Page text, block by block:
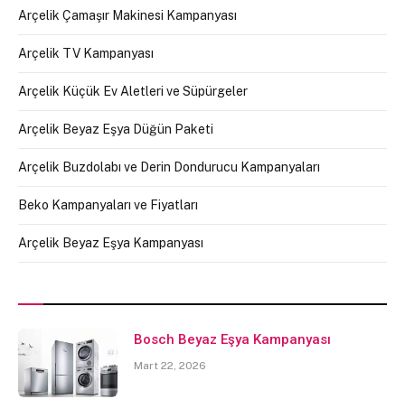
Arçelik Çamaşır Makinesi Kampanyası
Arçelik TV Kampanyası
Arçelik Küçük Ev Aletleri ve Süpürgeler
Arçelik Beyaz Eşya Düğün Paketi
Arçelik Buzdolabı ve Derin Dondurucu Kampanyaları
Beko Kampanyaları ve Fiyatları
Arçelik Beyaz Eşya Kampanyası
Bosch Beyaz Eşya Kampanyası
Mart 22, 2026